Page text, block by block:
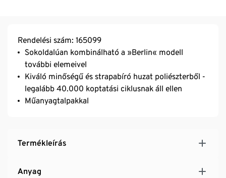
Rendelési szám: 165099
Sokoldalúan kombinálható a »Berlin« modell
további elemeivel
Kiváló minőségű és strapabíró huzat poliészterből -
legalább 40.000 koptatási ciklusnak áll ellen
Műanyagtalpakkal
Termékleírás
Anyag